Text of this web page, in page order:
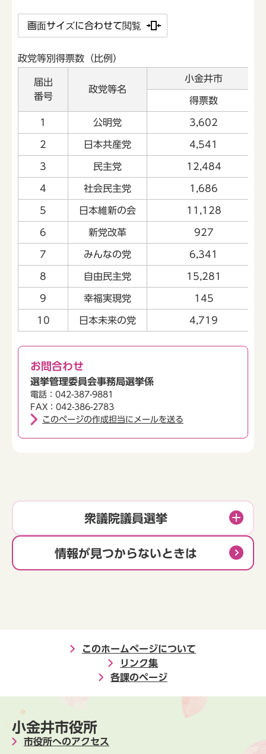
画面サイズに合わせて閲覧
政党等別得票数（比例）
届出
番号
政党等名
小金井市
得票数
1 公明党 3,602
2 日本共産党 4,541
3 民主党 12,484
4 社会民主党 1,686
5 日本維新の会 11,128
6 新党改革 927
7 みんなの党 6,341
8 自由民主党 15,281
9 幸福実現党 145
10 日本未来の党 4,719
お問合わせ
選挙管理委員会事務局選挙係
電話：042-387-9881
FAX：042-386-2783
このページの作成担当にメールを送る
衆議院議員選挙
情報が見つからないときは
このホームページについて
リンク集
各課のページ
小金井市役所
市役所へのアクセス